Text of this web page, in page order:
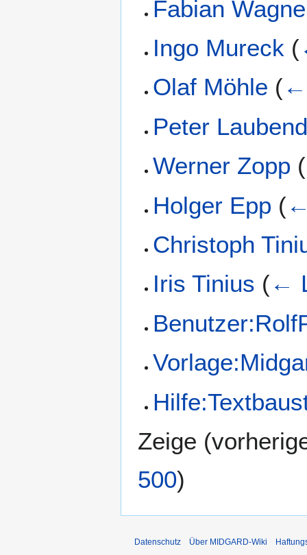
Fabian
Ingo Mureck (
Olaf Möhle (
Peter
Werner Zopp (
Holger Epp (
Christoph
Iris Tinius (←
Zeige (
500)
Datenschutz Über MIDGARD-Wiki